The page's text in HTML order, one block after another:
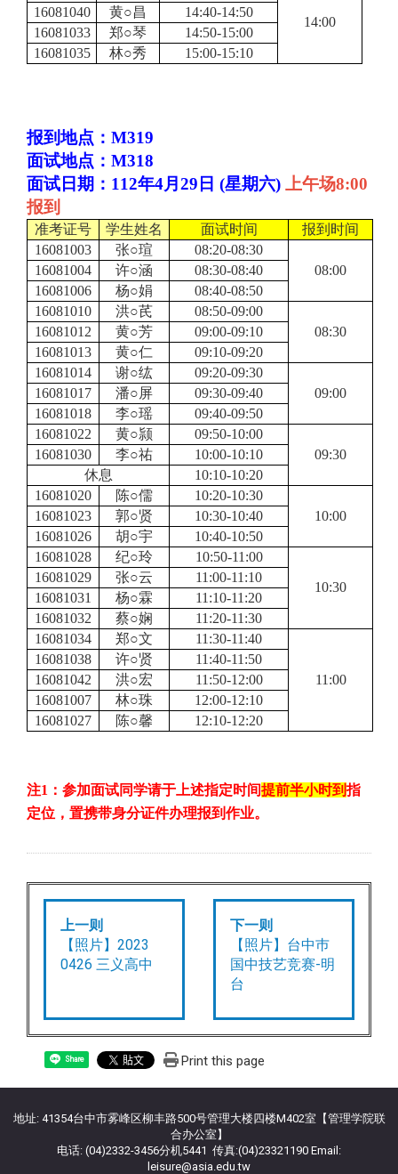
14:00
16081040 黄○昌
14:40-14:50
16081033
郑○琴
14:50-15:00
16081035
林○秀 15:00-15:10
报到地点：M319
面试地点：M318
面试日期：112年4月29日 (星期六)
上午场8:00
报到
准考证号 学生姓名 面试时间
报到时间
16081003
张○瑄
08:20-08:30
08:00
16081004 许○涵
08:30-08:40
16081006
杨○娟
08:40-08:50
16081010
洪○芪
08:50-09:00
08:30
16081012 黄○芳
09:00-09:10
16081013
黄○仁
09:10-09:20
16081014
谢○纮
09:20-09:30
09:00
16081017 潘○屏
09:30-09:40
16081018
李○瑶
09:40-09:50
16081022
黄○颕
09:50-10:00
09:30
16081030 李○祐 10:00-10:10
休息
10:10-10:20
16081020
陈○儒
10:20-10:30
10:00
16081023 郭○贤
10:30-10:40
16081026
胡○宇
10:40-10:50
16081028
纪○玲
10:50-11:00
10:30
16081029 张○云
11:00-11:10
16081031
杨○霖
11:10-11:20
16081032
蔡○娴
11:20-11:30
16081034
郑○文 11:30-11:40
11:00
16081038 许○贤
11:40-11:50
16081042
洪○宏
11:50-12:00
16081007
林○珠
12:00-12:10
16081027
陈○馨 12:10-12:20
注1 ：参加面试同学请于上述指定时间提前半小时到指
定位，置携带身分证件办理报到作业。
上一则
【照片】2023
0426 三义高中
下一则
【照片】台中巿
国中技艺竞赛-明
台
Share Print this page
地址: 41354台中市雾峰区柳丰路500号管理大楼四楼M402室【管理学院联
合办公室】
电话: (04)2332-3456分机5441 传真:(04)23321190 Email:
leisure@asia.edu.tw